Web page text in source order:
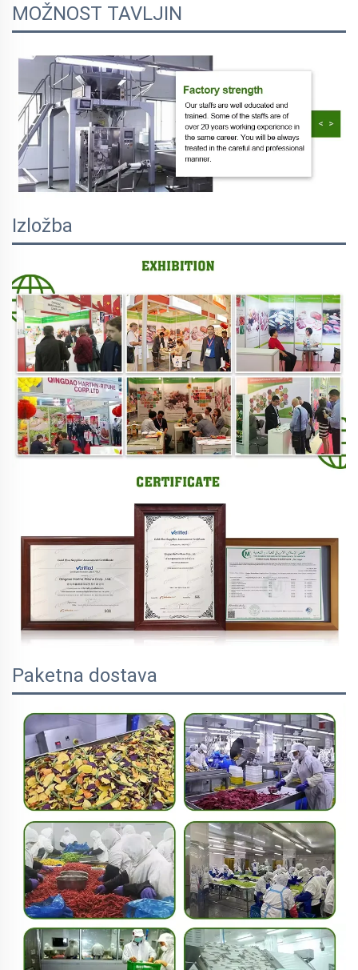
MOŽNOST TAVLJIN
Izložba
Paketna dostava